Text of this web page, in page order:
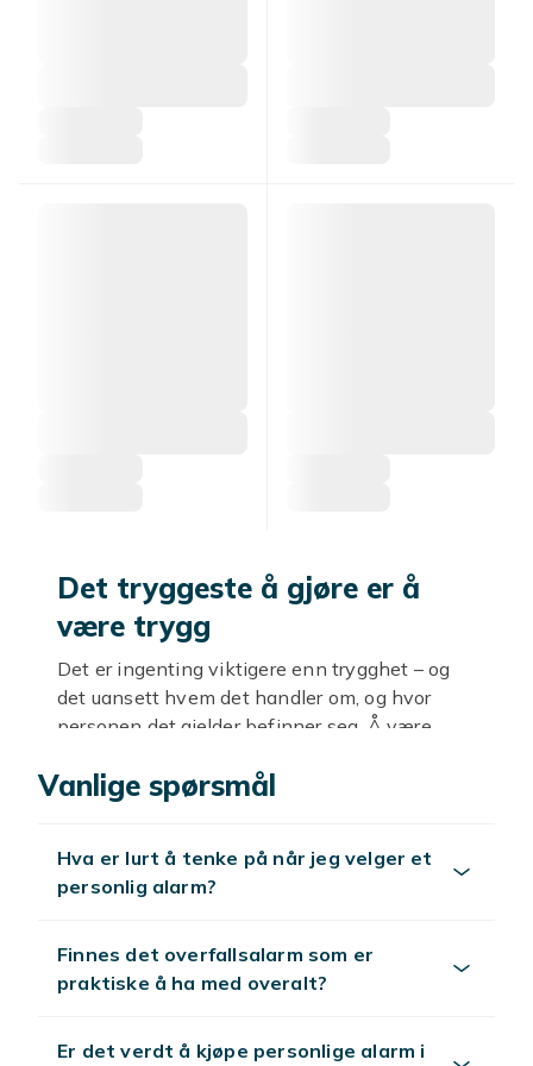
Det tryggeste å gjøre er å
være trygg
Det er ingenting viktigere enn trygghet – og
det uansett hvem det handler om, og hvor
personen det gjelder befinner seg. Å være
den verden vi lever i, er det ikke det. Derfor må
samlet massevis av alarmer på ett sted. Her
finner du innbruddsalarmer og hjemmealarmer
liten innbruddsalarmtest slik at du vet hvilken
som passer best for deg.
Vanlige spørsmål
Hva er lurt å tenke på når jeg velger et
personlig alarm?
Finnes det overfallsalarm som er
praktiske å ha med overalt?
Er det verdt å kjøpe personlige alarm i